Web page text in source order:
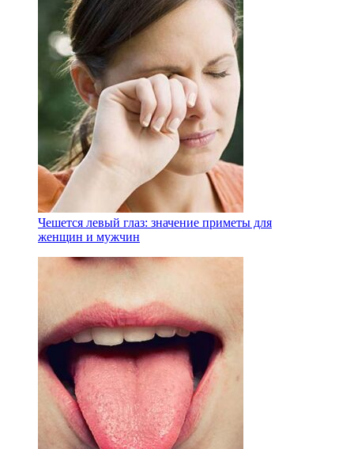
Чешется левый глаз: значение приметы для
женщин и мужчин